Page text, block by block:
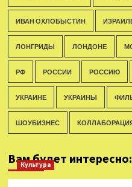
ИВАН ОХЛОБЫСТИН
ЛОНГРИДЫ ЛОНДОНЕ
РФ РОССИИ РОССИЮ
УКРАИНЕ УКРАИНЫ
ШОУБИЗНЕС
Вам будет интересно:
Культура